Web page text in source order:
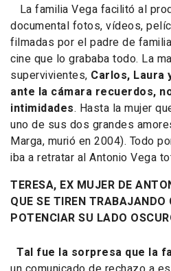
La familia Vega facilitó al
documental fotos, vídeos,
filmadas por el padre de
cine que lo grababa todo. La
supervivientes, Carlos, Laura
ante la cámara recuerdos,
intimidades. Hasta la mujer
uno de sus dos grandes
Marga, murió en 2004). Todo
iba a retratar al Antonio Vega
TERESA, EX MUJER DE
QUE SE TIREN
POTENCIAR SU LADO
Tal fue la sorpresa que la